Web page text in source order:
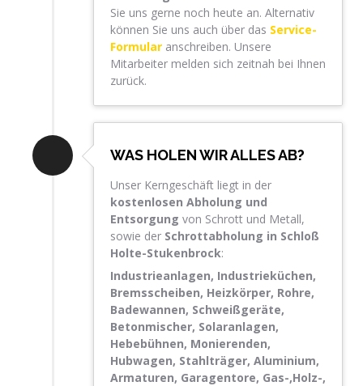
Sie uns gerne noch heute an. Alternativ
können Sie uns auch über das Service-
Formular anschreiben. Unsere
Mitarbeiter melden sich zeitnah bei Ihnen
zurück.
WAS HOLEN WIR ALLES AB?
Unser Kerngeschäft liegt in der
kostenlosen Abholung und
Entsorgung von Schrott und Metall,
sowie der Schrottabholung in Schloß
Holte-Stukenbrock:
Industrieanlagen, Industrieküchen,
Bremsscheiben, Heizkörper, Rohre,
Badewannen, Schweißgeräte,
Betonmischer, Solaranlagen,
Hebebühnen, Monierenden,
Hubwagen, Stahlträger, Aluminium,
Armaturen, Garagentore, Gas-,Holz-,